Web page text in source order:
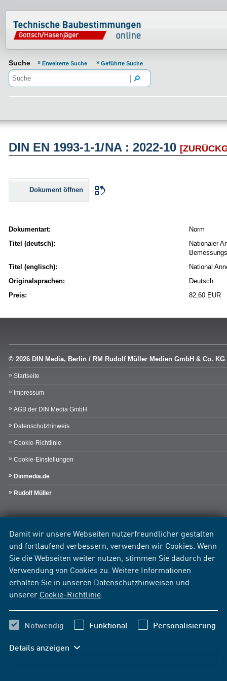
Damit wir unsere Webseiten nutzerfreundlicher gestalten
und fortlaufend verbessern, verwenden wir Cookies. Wenn
Sie die Webseiten weiter nutzen, stimmen Sie dadurch der
Verwendung von Cookies zu. Weitere Informationen
erhalten Sie in unseren Datenschutzhinweisen und
unserer Cookie-Richtlinie
Notwendig Funktional Personalisierung
Details anzeigen
Normenportal Barrierefreiheit
Suche Erweiterte Suche Geführte Suche
DIN EN 1993-1-1/NA : 2022-10
Dokument öffnen
Dokumentart:
Norm
Titel (deutsch):
Nationaler
Titel (englisch):
National
Originalsprachen:
Deutsch
Preis:
82,60 EUR
© 2026 DIN Media, Berlin / RM Rudolf Müller Medien GmbH & Co. KG
Startseite
Impressum
AGB der DIN Media GmbH
Datenschutzhinweis
Cookie-Richtlinie
Cookie-Einstellungen
Dinmedia.de
Rudolf Müller